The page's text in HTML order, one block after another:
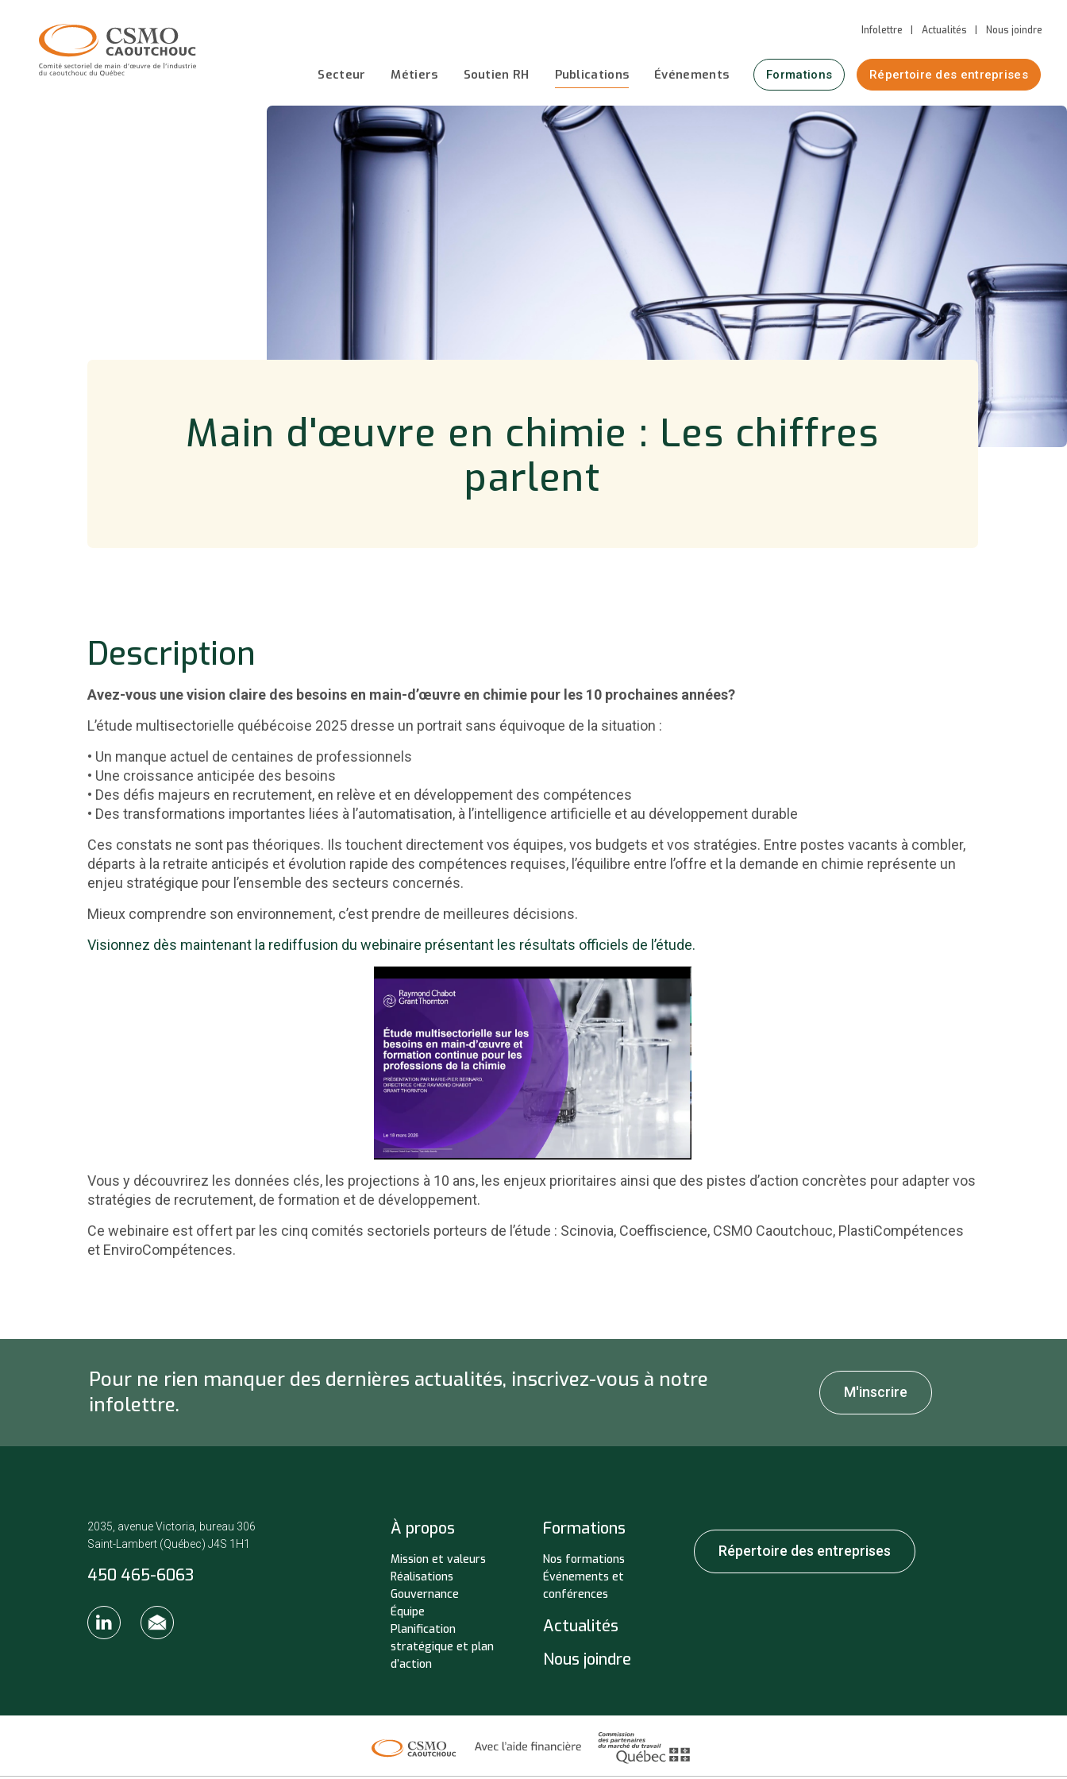
Infolettre Actualités Nous joindre
Secteur Métiers Soutien RH Publications Événements Formations Répertoire des entreprises
Main d'œuvre en chimie : Les chiffres
parlent
Description
Avez-vous une vision claire des besoins en main-d’œuvre en chimie pour les 10 prochaines années?
L’étude multisectorielle québécoise 2025 dresse un portrait sans équivoque de la situation :
• Un manque actuel de centaines de professionnels
• Une croissance anticipée des besoins
• Des défis majeurs en recrutement, en relève et en développement des compétences
• Des transformations importantes liées à l’automatisation, à l’intelligence artificielle et au développement durable
Ces constats ne sont pas théoriques. Ils touchent directement vos équipes, vos budgets et vos stratégies. Entre postes vacants à combler,
départs à la retraite anticipés et évolution rapide des compétences requises, l’équilibre entre l’offre et la demande en chimie représente un
enjeu stratégique pour l’ensemble des secteurs concernés.
Mieux comprendre son environnement, c’est prendre de meilleures décisions.
Visionnez dès maintenant la rediffusion du webinaire présentant les résultats officiels de l’étude.
Vous y découvrirez les données clés, les projections à 10 ans, les enjeux prioritaires ainsi que des pistes d’action concrètes pour adapter vos
stratégies de recrutement, de formation et de développement.
Ce webinaire est offert par les cinq comités sectoriels porteurs de l’étude : Scinovia, Coeffiscience, CSMO Caoutchouc, PlastiCompétences
et EnviroCompétences.
Pour ne rien manquer des dernières actualités, inscrivez-vous à notre
infolettre.
M'inscrire
2035, avenue Victoria, bureau 306
Saint-Lambert (Québec) J4S 1H1
450 465-6063
À propos
Mission et valeurs
Réalisations
Gouvernance
Équipe
Planification
stratégique et plan
d’action
Formations
Nos formations
Événements et
conférences
Actualités
Nous joindre
Répertoire des entreprises